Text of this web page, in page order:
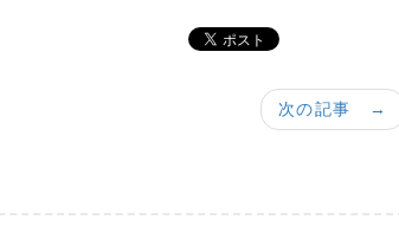
次の記事 →